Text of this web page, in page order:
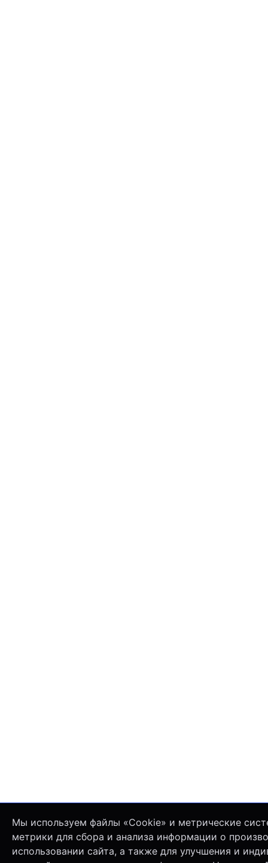
Мы используем файлы «Cookie» и метрические
метрики для сбора и анализа информации о
использовании сайта, а также для улучшения и